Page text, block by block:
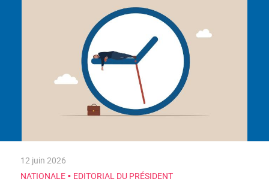
12 juin 2026
NATIONALE • EDITORIAL DU PRÉSIDENT